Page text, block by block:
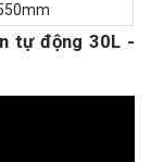
tự động 30L -